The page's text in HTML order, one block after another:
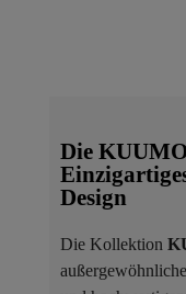
Die
Design
Die Kollektion